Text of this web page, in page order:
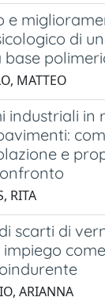
e
di
MATTEO
industriali in
e
RITA
scarti di
ARIANNA